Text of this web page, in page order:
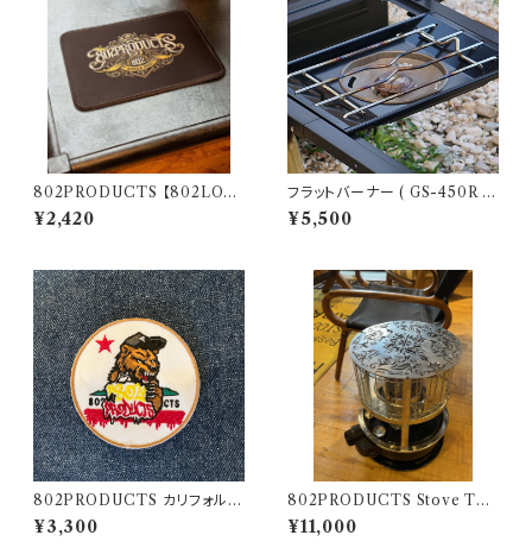
802PRODUCTS 【802LOG
O】 BK 802PRODUCTS周年
限定柄 ラバーマット 14×18cm
¥2,420
フラットバーナー ( GS-450R )
ブラック塗装 カスタム SnowPe
ak スノーピーク
¥5,500
802PRODUCTS カリフォルニ
アベア 刺繍ワッペン
¥3,300
802PRODUCTS Stove Top
パセコ用 ストーブトップ【 802P
RODUCTS 】
¥11,000